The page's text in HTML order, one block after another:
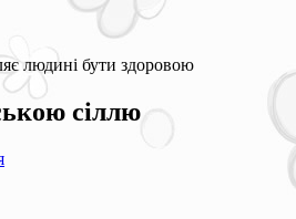
людині бути здоровою
сіллю